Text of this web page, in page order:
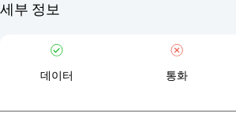
세부 정보
데이터 통화